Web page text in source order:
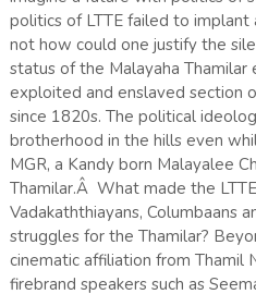
politics of LTTE failed to implant
not how could one justify the
status of the Malayaha
exploited and enslaved section
since 1820s. The political
brotherhood in the hills even
MGR, a Kandy born Malayalee
Thamilar.Â What made the
Vadakaththiayans, Columbaans
struggles for the Thamilar?
cinematic affiliation from Thamil
firebrand speakers such as